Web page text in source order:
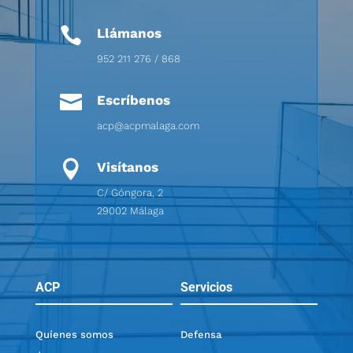
 Llámanos
952 211 276 / 868
 Escríbenos
acp@acpmalaga.com
 Visítanos
C/ Góngora, 2
29002 Málaga
ACP Servicios
Quíenes somos
Defensa